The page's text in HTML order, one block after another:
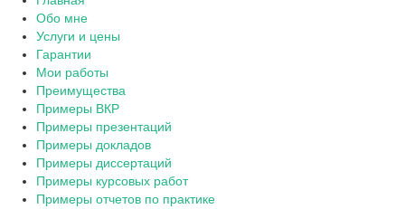
Обо мне
Услуги и цены
Гарантии
Мои работы
Преимущества
Примеры ВКР
Примеры презентаций
Примеры докладов
Примеры диссертаций
Примеры курсовых работ
Примеры отчетов по практике